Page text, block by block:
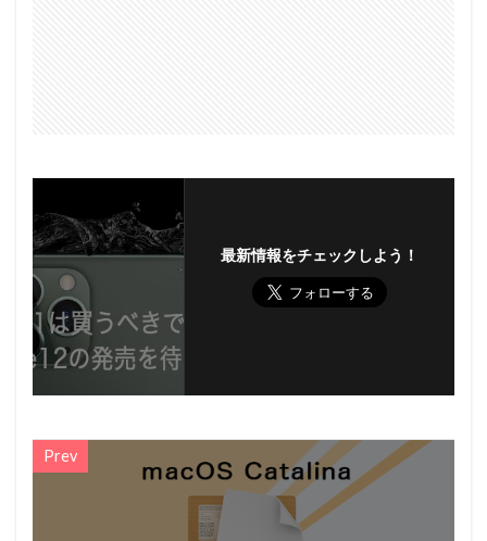
最新情報をチェックしよう！
Prev